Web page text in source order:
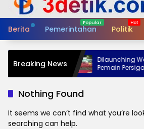
Berita Pemerintahan Politik
Breaking News
di Alun-
Jaga
UMKM
Dilaunching
Pemain Persiga U-
Piala Suratin
Nothing Found
It seems we can’t find what you’re
searching can help.